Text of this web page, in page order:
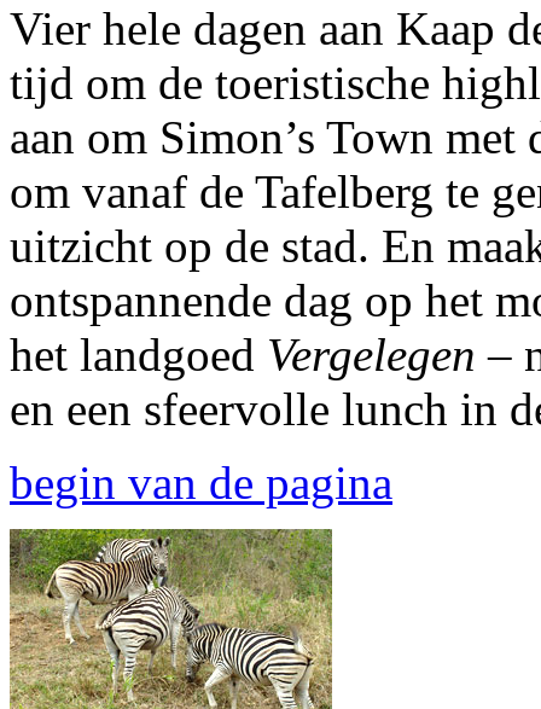
Vier hele dagen aan Kaap
tijd om de toeristische
aan om Simon’s Town
om vanaf de Tafelberg te
uitzicht op de stad. En
ontspannende dag op het
het landgoed Vergelegen –
en een sfeervolle lunch in
begin van de pagina